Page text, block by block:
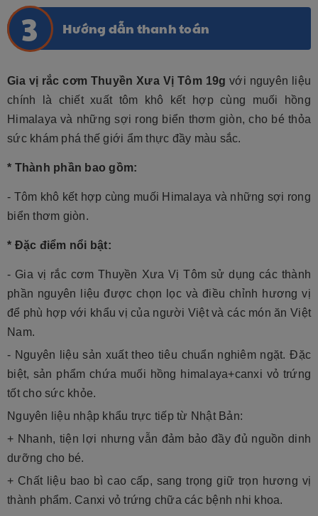
Hướng dẫn thanh toán
Gia vị rắc cơm Thuyền Xưa Vị Tôm 19g với nguyên liệu
chính là chiết xuất tôm khô kết hợp cùng muối hồng
Himalaya và những sợi rong biển thơm giòn, cho bé thỏa
sức khám phá thế giới ẩm thực đầy màu sắc.
* Thành phần bao gồm:
- Tôm khô kết hợp cùng muối Himalaya và những sợi rong
biển thơm giòn.
* Đặc điểm nổi bật:
- Gia vị rắc cơm Thuyền Xưa Vị Tôm sử dụng các thành
phần nguyên liệu được chọn lọc và điều chỉnh hương vị
để phù hợp với khẩu vị của người Việt và các món ăn Việt
Nam.
- Nguyên liệu sản xuất theo tiêu chuẩn nghiêm ngặt. Đặc
biệt, sản phẩm chứa muối hồng himalaya+canxi vỏ trứng
tốt cho sức khỏe.
Nguyên liệu nhập khẩu trực tiếp từ Nhật Bản:
+ Nhanh, tiện lợi nhưng vẫn đảm bảo đầy đủ nguồn dinh
dưỡng cho bé.
+ Chất liệu bao bì cao cấp, sang trọng giữ trọn hương vị
thành phẩm. Canxi vỏ trứng chữa các bệnh nhi khoa.